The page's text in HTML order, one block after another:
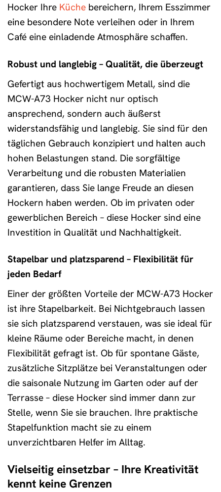
Hocker Ihre Küche bereichern, Ihrem Esszimmer
eine besondere Note verleihen oder in Ihrem
Café eine einladende Atmosphäre schaffen.
Robust und langlebig – Qualität, die überzeugt
Gefertigt aus hochwertigem Metall, sind die
MCW-A73 Hocker nicht nur optisch
ansprechend, sondern auch äußerst
widerstandsfähig und langlebig. Sie sind für den
täglichen Gebrauch konzipiert und halten auch
hohen Belastungen stand. Die sorgfältige
Verarbeitung und die robusten Materialien
garantieren, dass Sie lange Freude an diesen
Hockern haben werden. Ob im privaten oder
gewerblichen Bereich – diese Hocker sind eine
Investition in Qualität und Nachhaltigkeit.
Stapelbar und platzsparend – Flexibilität für
jeden Bedarf
Einer der größten Vorteile der MCW-A73 Hocker
ist ihre Stapelbarkeit. Bei Nichtgebrauch lassen
sie sich platzsparend verstauen, was sie ideal für
kleine Räume oder Bereiche macht, in denen
Flexibilität gefragt ist. Ob für spontane Gäste,
zusätzliche Sitzplätze bei Veranstaltungen oder
die saisonale Nutzung im Garten oder auf der
Terrasse – diese Hocker sind immer dann zur
Stelle, wenn Sie sie brauchen. Ihre praktische
Stapelfunktion macht sie zu einem
unverzichtbaren Helfer im Alltag.
Vielseitig einsetzbar – Ihre Kreativität
kennt keine Grenzen